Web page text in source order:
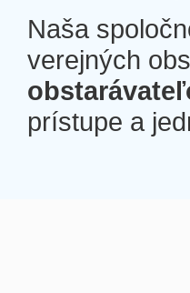
Naša
verejných
prístupe a